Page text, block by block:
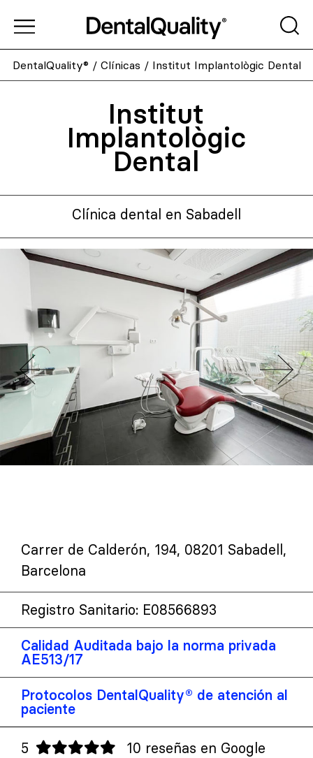
DentalQuality® / Clínicas / Institut Implantològic Dental
Institut
Implantològic
Dental
Clínica dental en Sabadell
Carrer de Calderón, 194, 08201 Sabadell,
Barcelona
Registro Sanitario: E08566893
Calidad Auditada bajo la norma privada
AE513/17
Protocolos DentalQuality® de atención al
paciente
5 10 reseñas en Google